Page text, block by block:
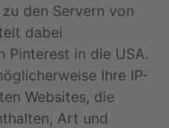
den Servern von
dabei
Pinterest in die USA.
Ihre IP-
Websites, die
Art und